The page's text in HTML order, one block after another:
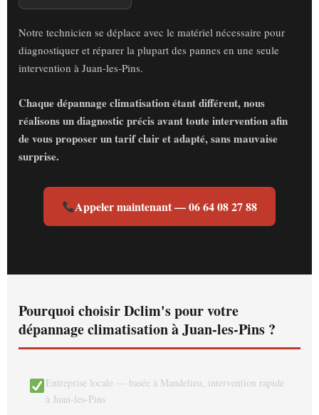
Notre technicien se déplace avec le matériel nécessaire pour
diagnostiquer et réparer la plupart des pannes en une seule
intervention à Juan-les-Pins.
Chaque dépannage climatisation étant différent, nous
réalisons un diagnostic précis avant toute intervention afin
de vous proposer un tarif clair et adapté, sans mauvaise
surprise.
Appeler maintenant — 06 64 08 27 88
Pourquoi choisir Dclim's pour votre
dépannage climatisation à Juan-les-Pins ?
Entreprise locale — basée à Mandelieu, intervention rapide
à Juan-les-Pins